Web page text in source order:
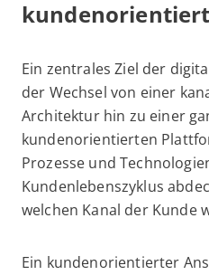
Ein zentrales Ziel der
der Wechsel von einer
Architektur hin zu einer
kundenorientierten
Prozesse und
Kundenlebenszyklus
welchen Kanal der Kunde
Ein kundenorientierter